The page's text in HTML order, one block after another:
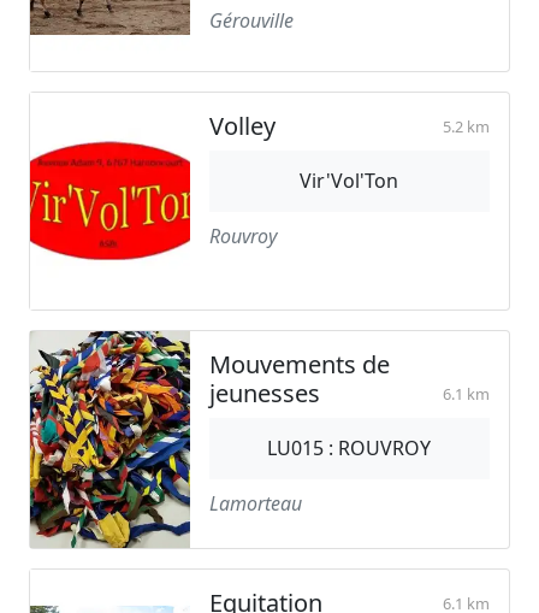
Gérouville
Volley 5.2 km
Vir'Vol'Ton
Rouvroy
Mouvements de
jeunesses
6.1 km
LU015 : ROUVROY
Lamorteau
Equitation 6.1 km